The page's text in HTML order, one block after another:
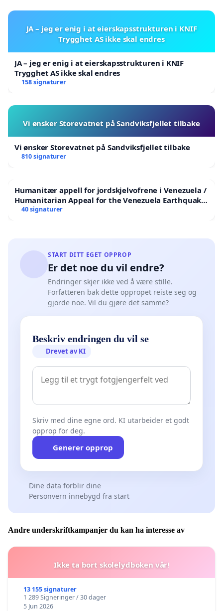
JA – jeg er enig i at eierskapsstrukturen i KNIF
Trygghet AS ikke skal endres
JA – jeg er enig i at eierskapsstrukturen i KNIF
Trygghet AS ikke skal endres
158 signaturer
Vi ønsker Storevatnet på Sandviksfjellet tilbake
Vi ønsker Storevatnet på Sandviksfjellet tilbake
810 signaturer
Humanitær appell for jordskjelvofrene i Venezuela /
Humanitarian Appeal for the Venezuela Earthquake
Victims
40 signaturer
START DITT EGET OPPROP
Er det noe du vil endre?
Endringer skjer ikke ved å være stille.
Forfatteren bak dette oppropet reiste seg og
gjorde noe. Vil du gjøre det samme?
Beskriv endringen du vil se
Drevet av KI
Skriv med dine egne ord. KI utarbeider et godt
opprop for deg.
Generer opprop
Dine data forblir dine
Personvern innebygd fra start
Andre underskriftkampanjer du kan ha interesse av
Ikke ta bort skolelydboken vår!
13 155 signaturer
1 289 Signeringer / 30 dager
5 Jun 2026